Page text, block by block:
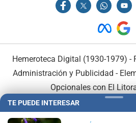
Hemeroteca Digital (1930-1979) -
Administración y Publicidad -
Opcionales con El
TE PUEDE INTERESAR